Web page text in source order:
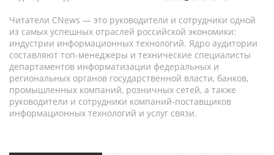
Читатели CNews — это руководители и сотрудники одной
из самых успешных отраслей российской экономики:
индустрии информационных технологий. Ядро аудитории
составляют топ-менеджеры и технические специалисты
департаментов информатизации федеральных и
региональных органов государственной власти, банков,
промышленных компаний, розничных сетей, а также
руководители и сотрудники компаний-поставщиков
информационных технологий и услуг связи.